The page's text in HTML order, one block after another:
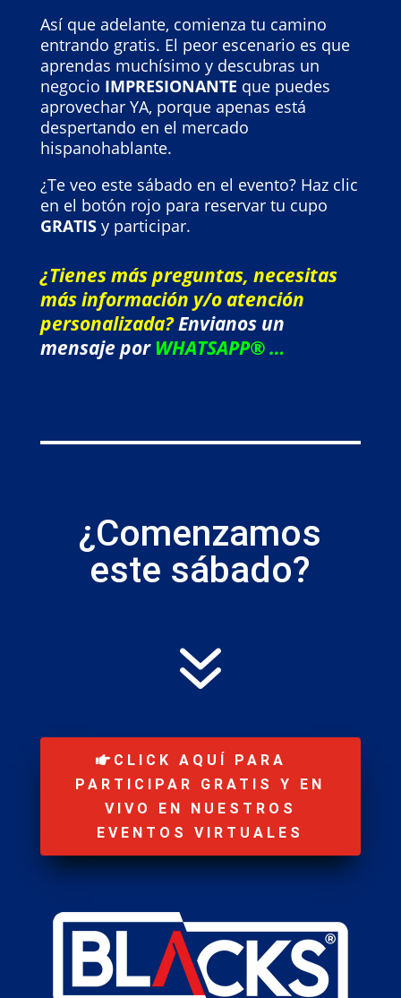
Así que adelante, comienza tu camino
entrando gratis. El peor escenario es que
aprendas muchísimo y descubras un
negocio IMPRESIONANTE que puedes
aprovechar YA, porque apenas está
despertando en el mercado
hispanohablante.
¿Te veo este sábado en el evento? Haz clic
en el botón rojo para reservar tu cupo
GRATISy participar.
¿Tienes más preguntas, necesitas
más información y/o atención
personalizada?Envianos un
mensaje porWHATSAPP® …
¿Comenzamos
este sábado?
7
CLICK AQUÍ PARA
PARTICIPAR GRATIS Y EN
VIVO EN NUESTROS
EVENTOS VIRTUALES